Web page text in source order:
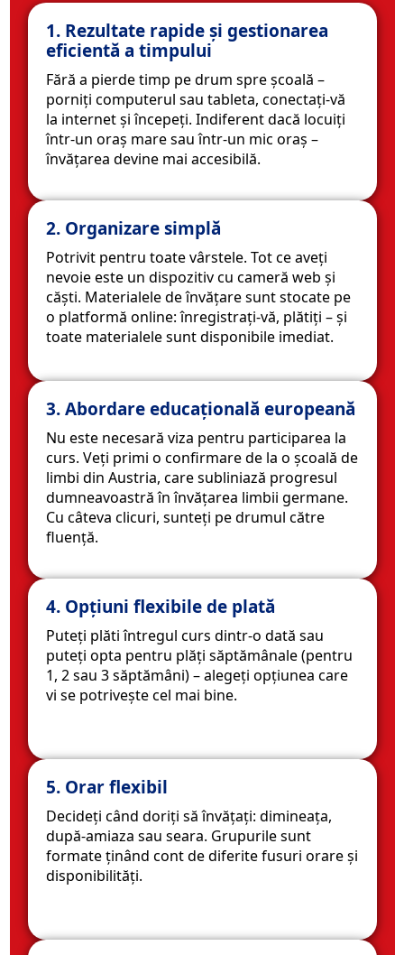
1. Rezultate rapide și gestionarea
eficientă a timpului
Fără a pierde timp pe drum spre școală –
porniți computerul sau tableta, conectați-vă
la internet și începeți. Indiferent dacă locuiți
într-un oraș mare sau într-un mic oraș –
învățarea devine mai accesibilă.
2. Organizare simplă
Potrivit pentru toate vârstele. Tot ce aveți
nevoie este un dispozitiv cu cameră web și
căști. Materialele de învățare sunt stocate pe
o platformă online: înregistrați-vă, plătiți – și
toate materialele sunt disponibile imediat.
3. Abordare educațională europeană
Nu este necesară viza pentru participarea la
curs. Veți primi o confirmare de la o școală de
limbi din Austria, care subliniază progresul
dumneavoastră în învățarea limbii germane.
Cu câteva clicuri, sunteți pe drumul către
fluență.
4. Opțiuni flexibile de plată
Puteți plăti întregul curs dintr-o dată sau
puteți opta pentru plăți săptămânale (pentru
1, 2 sau 3 săptămâni) – alegeți opțiunea care
vi se potrivește cel mai bine.
5. Orar flexibil
Decideți când doriți să învățați: dimineața,
după-amiaza sau seara. Grupurile sunt
formate ținând cont de diferite fusuri orare și
disponibilități.